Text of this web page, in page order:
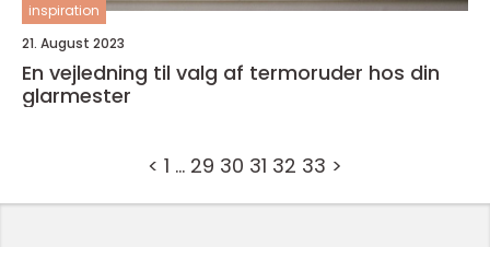
inspiration
21. August 2023
En vejledning til valg af termoruder hos din
glarmester
< 1 … 29 30 31 32 33 >